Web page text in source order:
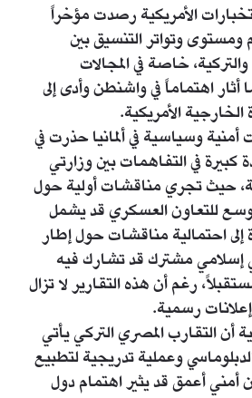
الأمريكية رصدت مؤخراً
وتواتر التنسيق بين
خاصة في المجالات
أثار اهتماماً في واشنطن وأدى إلى
الخارجية الأمريكية.
وسياسية في ألمانيا حذرت في
كبيرة في التفاهمات بين وزارتي
حيث تجري مناقشات أولية حول
للتعاون العسكري قد يشمل
إلى احتمالية مناقشات حول إطار
مشترك قد تشارك فيه
رغم أن هذه التقارير لا تزال
رسمية.
أن التقارب المصري التركي يأتي
وعملية تدريجية لتطبيع
أمني أعمق قد يثير اهتمام دول